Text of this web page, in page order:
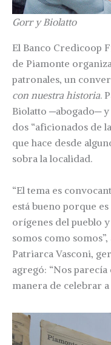
Gorr y Biolatto
El Banco Credicoop
de Piamonte
patronales, un
con nuestra historia.
Biolatto ─abogado─
dos “aficionados de
que hace desde
sobra la localidad.
“El tema es
está bueno porque
orígenes del pueblo
somos como
Patriarca Vasconi,
agregó: “Nos
manera de celebrar a